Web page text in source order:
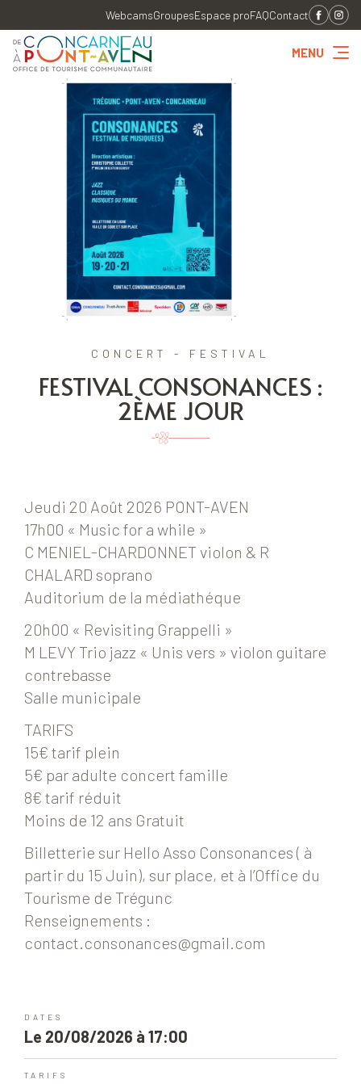
WebcamsGroupesEspace proFAQContact
MENU
CONCERT - FESTIVAL
FESTIVAL CONSONANCES :
2ÈME JOUR
Jeudi 20 Août 2026 PONT-AVEN
17h00 « Music for a while »
C MENIEL-CHARDONNET violon & R
CHALARD soprano
Auditorium de la médiathéque
20h00 « Revisiting Grappelli »
M LEVY Trio jazz « Unis vers » violon guitare
contrebasse
Salle municipale
TARIFS
15€ tarif plein
5€ par adulte concert famille
8€ tarif réduit
Moins de 12 ans Gratuit
Billetterie sur Hello Asso Consonances ( à
partir du 15 Juin), sur place, et à l’Office du
Tourisme de Trégunc
Renseignements :
contact.consonances@gmail.com
DATES
Le 20/08/2026 à 17:00
TARIFS